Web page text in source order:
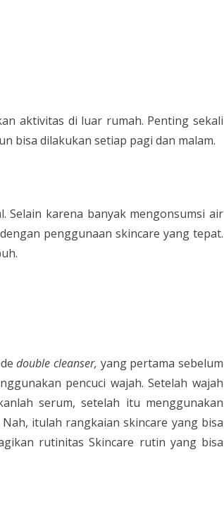
aktivitas di luar rumah. Penting sekali
bisa dilakukan setiap pagi dan malam.
Selain karena banyak mengonsumsi air
penggunaan skincare yang tepat.
double cleanser, yang pertama sebelum
pencuci wajah. Setelah wajah
serum, setelah itu menggunakan
itulah rangkaian skincare yang bisa
rutinitas Skincare rutin yang bisa